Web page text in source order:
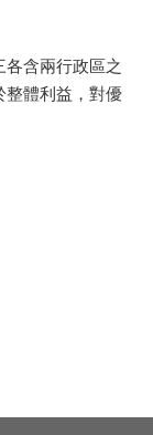
含兩行政區之
整體利益，對優